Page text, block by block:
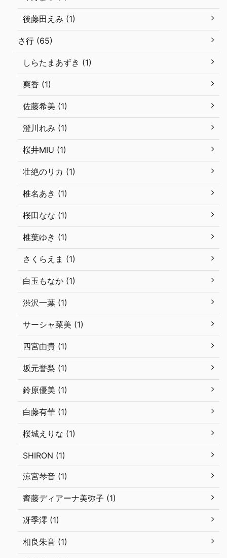
後藤田えみ (1)
さ行 (65)
しらたまあずき (1)
爽香 (1)
佐藤希美 (1)
澄川れみ (1)
桜井MIU (1)
壮絶のリカ (1)
椎名あき (1)
桜田なな (1)
椎葉ゆき (1)
さくらえま (1)
白玉もなか (1)
渋沢一葉 (1)
サーシャ菜美 (1)
四宮由貴 (1)
坂元誉梨 (1)
鈴原優美 (1)
白藤有華 (1)
桜城えりな (1)
SHIRON (1)
涼宮琴音 (1)
齊藤ディアーナ美弥子 (1)
冴季澪 (1)
相良朱音 (1)